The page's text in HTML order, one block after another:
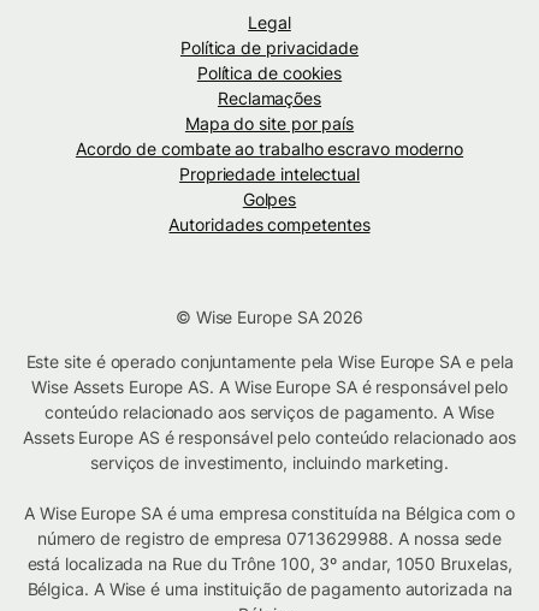
Legal
Política de privacidade
Política de cookies
Reclamações
Mapa do site por país
Acordo de combate ao trabalho escravo moderno
Propriedade intelectual
Golpes
Autoridades competentes
© Wise Europe SA 2026
Este site é operado conjuntamente pela Wise Europe SA e pela
Wise Assets Europe AS. A Wise Europe SA é responsável pelo
conteúdo relacionado aos serviços de pagamento. A Wise
Assets Europe AS é responsável pelo conteúdo relacionado aos
serviços de investimento, incluindo marketing.
A Wise Europe SA é uma empresa constituída na Bélgica com o
número de registro de empresa 0713629988. A nossa sede
está localizada na Rue du Trône 100, 3º andar, 1050 Bruxelas,
Bélgica. A Wise é uma instituição de pagamento autorizada na